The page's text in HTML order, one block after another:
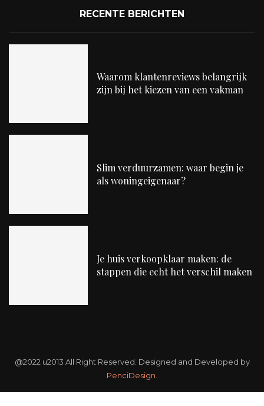
RECENTE BERICHTEN
Waarom klantenreviews belangrijk
zijn bij het kiezen van een vakman
Slim verduurzamen: waar begin je
als woningeigenaar?
Je huis verkoopklaar maken: de
stappen die echt het verschil maken
@2022 u2013 All Right Reserved. Designed and Developed by
PenciDesign.